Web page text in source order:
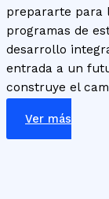
prepararte para
programas de
desarrollo
entrada a un
construye el
Ver más